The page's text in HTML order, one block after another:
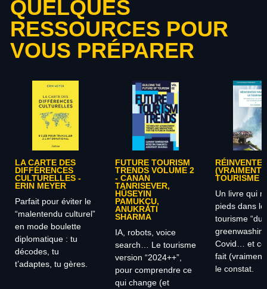
QUELQUES
RESSOURCES POUR
VOUS PRÉPARER
LA CARTE DES
DIFFÉRENCES
CULTURELLES -
ERIN MEYER
Parfait pour éviter le
“malentendu culturel”
en mode boulette
diplomatique : tu
décodes, tu
t’adaptes, tu gères.
FUTURE TOURISM
TRENDS VOLUME 2
- CANAN
TANRISEVER,
HÜSEYIN
PAMUKÇU,
ANUKRATI
SHARMA
IA, robots, voice
search… Le tourisme
version “2024++”,
pour comprendre ce
qui change (et
(VRAIMENT)
TOURISME
Un livre qui
pieds dans
tourisme
Covid… et ce
fait
le constat.